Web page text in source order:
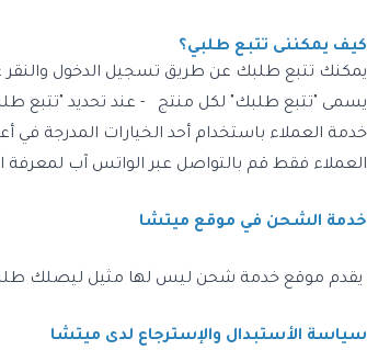
كيف يمكننى تتبع طلبي؟
يمكنك تتبع طلبك عن طريق تسجيل الدخول والنقر
يسمى "تتبع طلبك" لكل منتج ‬ ‏‫ - عند تحديد "تتبع
خدمة العملاء باستخدام أحد الخيارات المدرجة
العملاء فقط قم بالتواصل عبر الواتس آب لمعرفة
خدمة الشحن في موقع ميتشا
يقدم موقع خدمة شحن ليس لها مثيل ليصلك طلبك إلى باب بيتك فى أسرع وقت
سياسة الأستبدال والإسترجاع لدى ميتشا